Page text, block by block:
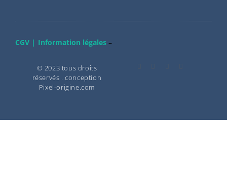
CGV | Information légales–
© 2023 tous droits
réservés . conception
Pixel-origine.com